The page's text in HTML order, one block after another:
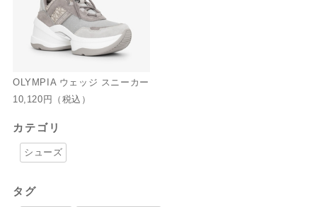
OLYMPIA ウェッジ スニーカー
10,120円
（税込）
カテゴリ
シューズ
タグ